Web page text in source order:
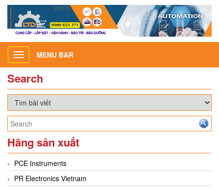
Toggle
navigation
MENU BAR
Search
Hãng sản xuất
PCE Instruments
PR Electronics Vietnam